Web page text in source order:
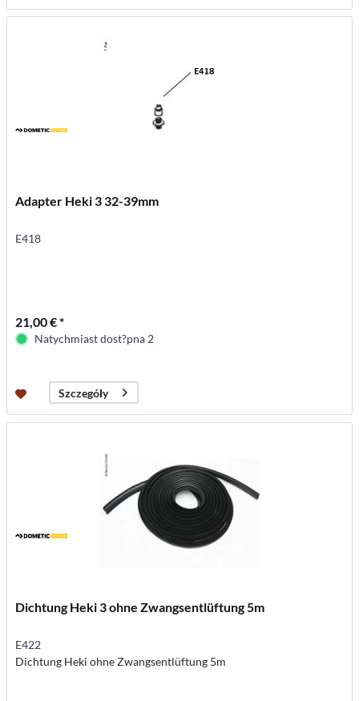
Adapter Heki 3 32-39mm
E418
21,00 € *
Natychmiast dost?pna 2
Szczegóły
Dichtung Heki 3 ohne Zwangsentlüftung 5m
E422
Dichtung Heki ohne Zwangsentlüftung 5m